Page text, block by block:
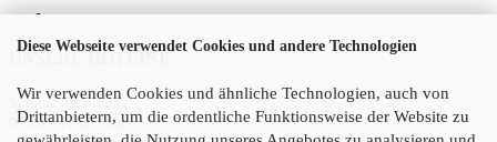
Diese Webseite verwendet Cookies und andere Technologien
Wir verwenden Cookies und ähnliche Technologien, auch von
Drittanbietern, um die ordentliche Funktionsweise der Website zu
Montag bis Freitag
09:00 - 17:00 Uhr